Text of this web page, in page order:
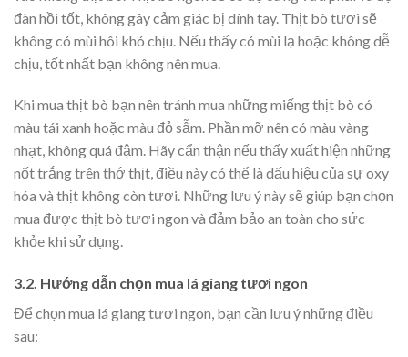
đàn hồi tốt, không gây cảm giác bị dính tay. Thịt bò tươi sẽ
không có mùi hôi khó chịu. Nếu thấy có mùi lạ hoặc không dễ
chịu, tốt nhất bạn không nên mua.
Khi mua thịt bò bạn nên tránh mua những miếng thịt bò có
màu tái xanh hoặc màu đỏ sẫm. Phần mỡ nên có màu vàng
nhạt, không quá đậm. Hãy cẩn thận nếu thấy xuất hiện những
nốt trắng trên thớ thịt, điều này có thể là dấu hiệu của sự oxy
hóa và thịt không còn tươi. Những lưu ý này sẽ giúp bạn chọn
mua được thịt bò tươi ngon và đảm bảo an toàn cho sức
khỏe khi sử dụng.
3.2. Hướng dẫn chọn mua lá giang tươi ngon
Để chọn mua lá giang tươi ngon, bạn cần lưu ý những điều
sau: